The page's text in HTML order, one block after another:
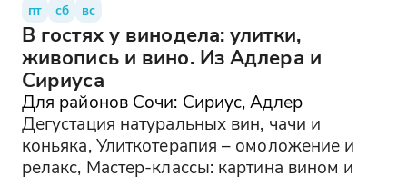
пт
сб вс
В гостях у винодела: улитки,
живопись и вино. Из Адлера и
Сириуса
Для районов Сочи: Сириус, Адлер
Дегустация натуральных вин, чачи и
коньяка, Улиткотерапия – омоложение и
релакс, Мастер-классы: картина вином и